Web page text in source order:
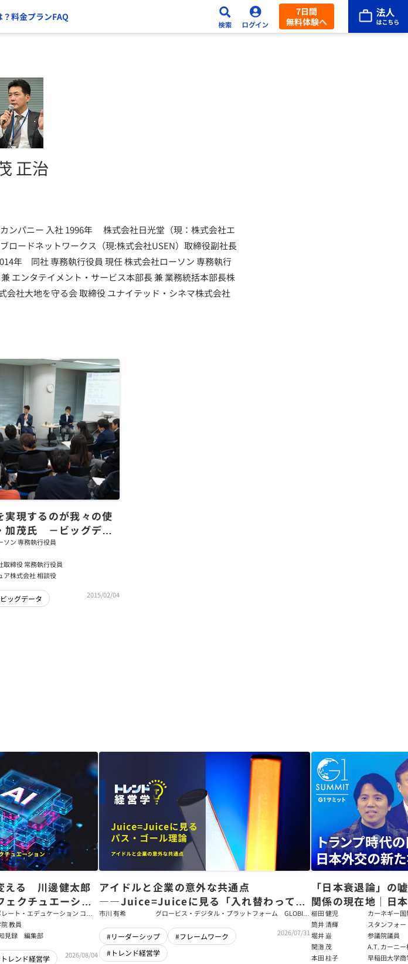
料金プランFAQ
7日間
無料体験へ
正治
ンパニー 入社 1996年 株式会社日光堂（現：株式会社エ
ードネットワークス（現:株式会社USEN）取締役副社長
年 同社 専務執行役員 現任 株式会社ローソン 専務執行
エンタテイメント・サービス本部長 兼 業務統括本部長株
会社大地を守る会 取締役 ユナイテッド・シネマ株式会社
実現するのが我々の使
加茂氏 －ビッグデー
の戦略（前編）
ソン 専務執行役員
取締役 常務執行役員
ア株式会社 相談役
ッグデータ
2015/02/04
える 川邊健太郎
ェクチュエーショ
ート・エデュケーション コー
ョン・チーム コンサルタント
教員
見録 編集部
レンド経営学 2026/08/04
アイドルと企業の意外な共通点
――Juice=Juiceに見る「入れ替わっても
強いチーム」をつくるパス・ゴール理論
市川 有希
グロービス・デジタル・プラットフォーム GLOBIS
#リーダーシップ
#フレームワーク
#トレンド経営学
2026/07/31
「日本衰退論」の
関係の現在地｜日
戦略【櫛田健児×
輝】
櫛田 健児
カーネギー
ラムディレ
筒井 清輝
スタンフォ
大学アジア
フェロー
堀井 巌
参議院議員
関灘 茂
A.T. カーニ
本法人会長
本田 桂子 早稲田大学